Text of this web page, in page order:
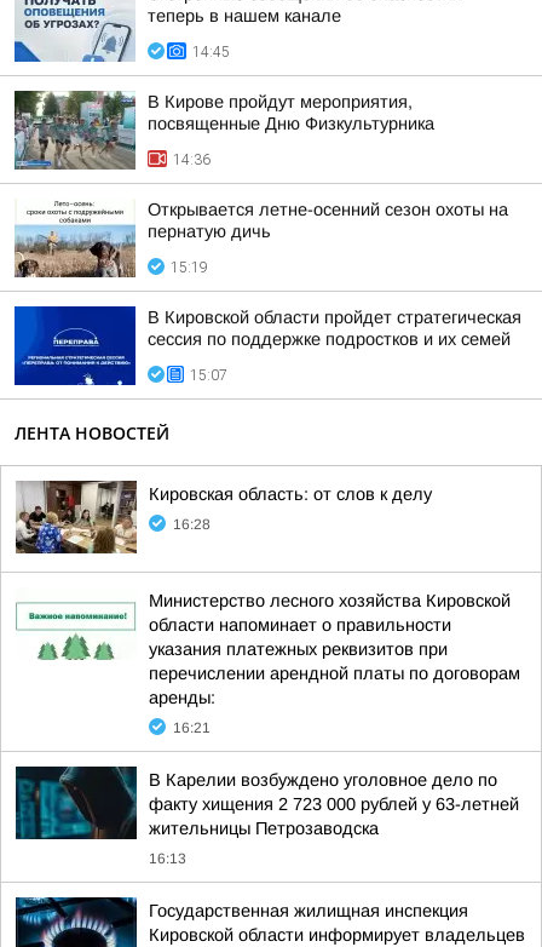
теперь в нашем канале
14:45
В Кирове пройдут мероприятия,
посвященные Дню Физкультурника
14:36
Открывается летне-осенний сезон охоты на
пернатую дичь
15:19
В Кировской области пройдет стратегическая
сессия по поддержке подростков и их семей
15:07
ЛЕНТА НОВОСТЕЙ
Кировская область: от слов к делу
16:28
Министерство лесного хозяйства Кировской
области напоминает о правильности
указания платежных реквизитов при
перечислении арендной платы по договорам
аренды:
16:21
В Карелии возбуждено уголовное дело по
факту хищения 2 723 000 рублей у 63-летней
жительницы Петрозаводска
16:13
Государственная жилищная инспекция
Кировской области информирует владельцев